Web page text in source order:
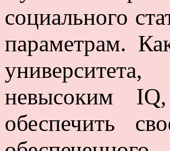
социального
параметрам.
невысоким
обеспечить